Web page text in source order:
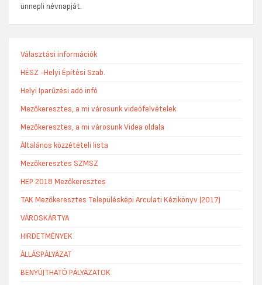
ünnepli névnapját.
Választási információk
HÉSZ -Helyi Építési Szab.
Helyi Iparűzési adó infó
Mezőkeresztes, a mi városunk videófelvételek
Mezőkeresztes, a mi városunk Videa oldala
Általános közzétételi lista
Mezőkeresztes SZMSZ
HEP 2018 Mezőkeresztes
TAK Mezőkeresztes Településképi Arculati Kézikönyv (2017)
VÁROSKÁRTYA
HIRDETMÉNYEK
ÁLLÁSPÁLYÁZAT
BENYÚJTHATÓ PÁLYÁZATOK